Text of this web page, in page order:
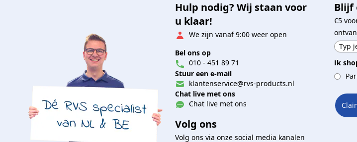
Hulp nodig? Wij staan voor
u klaar!
We zijn vanaf 9:00 weer open
Bel ons op
010 - 451 89 71
Stuur een e-mail
klantenservice@rvs-products.nl
Chat live met ons
Chat live met ons
Volg ons
Volg ons via onze social media kanalen
Blijf
€5
Ik